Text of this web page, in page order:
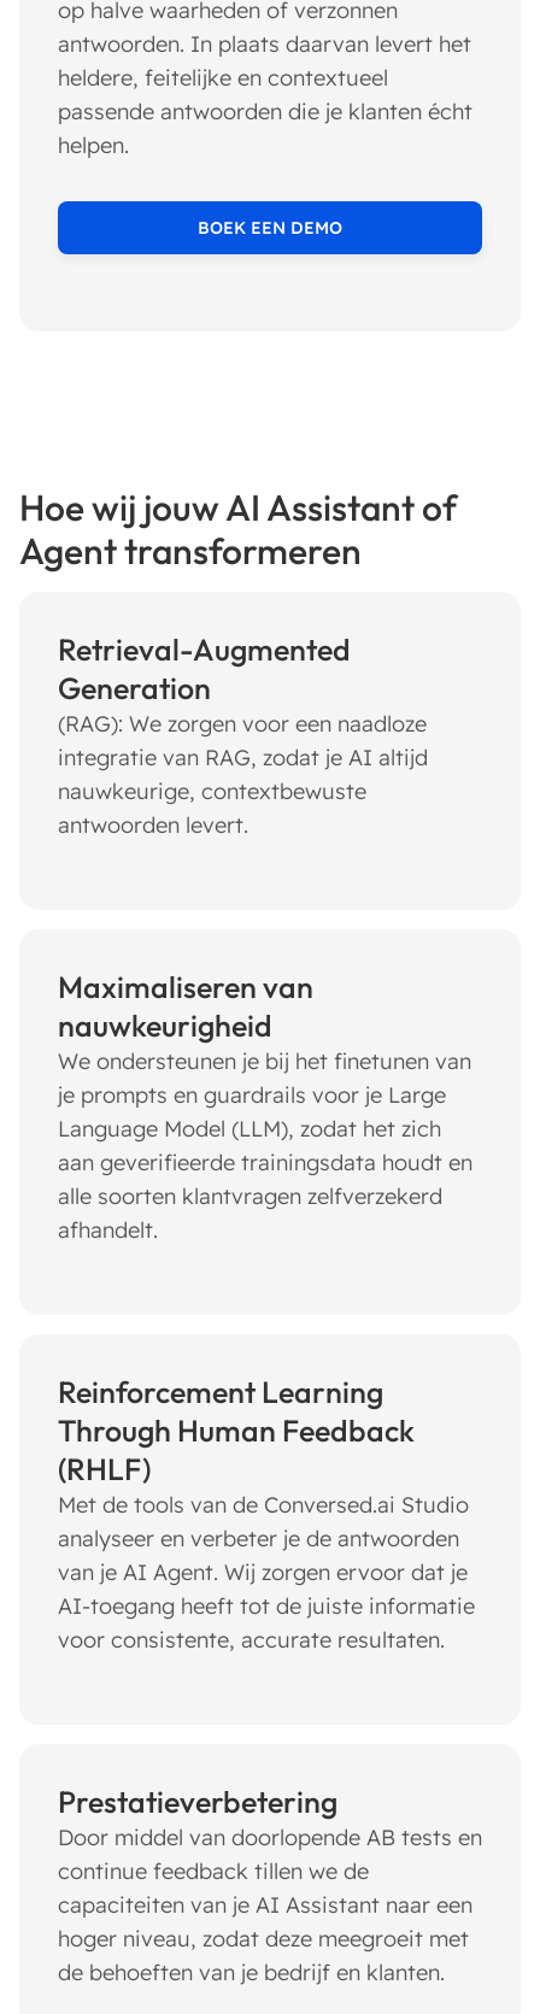
op halve waarheden of verzonnen
antwoorden. In plaats daarvan levert het
heldere, feitelijke en contextueel
passende antwoorden die je klanten écht
helpen.
BOEK EEN DEMO
Hoe wij jouw AI Assistant of
Agent transformeren
Retrieval-Augmented
Generation
(RAG): We zorgen voor een naadloze
integratie van RAG, zodat je AI altijd
nauwkeurige, contextbewuste
antwoorden levert.
Maximaliseren van
nauwkeurigheid
We ondersteunen je bij het finetunen van
je prompts en guardrails voor je Large
Language Model (LLM), zodat het zich
aan geverifieerde trainingsdata houdt en
alle soorten klantvragen zelfverzekerd
afhandelt.
Reinforcement Learning
Through Human Feedback
(RHLF)
Met de tools van de Conversed.ai Studio
analyseer en verbeter je de antwoorden
van je AI Agent. Wij zorgen ervoor dat je
AI-toegang heeft tot de juiste informatie
voor consistente, accurate resultaten.
Prestatieverbetering
Door middel van doorlopende AB tests en
continue feedback tillen we de
capaciteiten van je AI Assistant naar een
hoger niveau, zodat deze meegroeit met
de behoeften van je bedrijf en klanten.